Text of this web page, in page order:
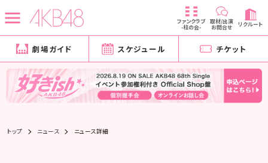
ファンクラブ
-柱の会-
取材/出演
お問合せ リクルート
劇場ガイド スケジュール チケット
トップ ニュース ニュース詳細